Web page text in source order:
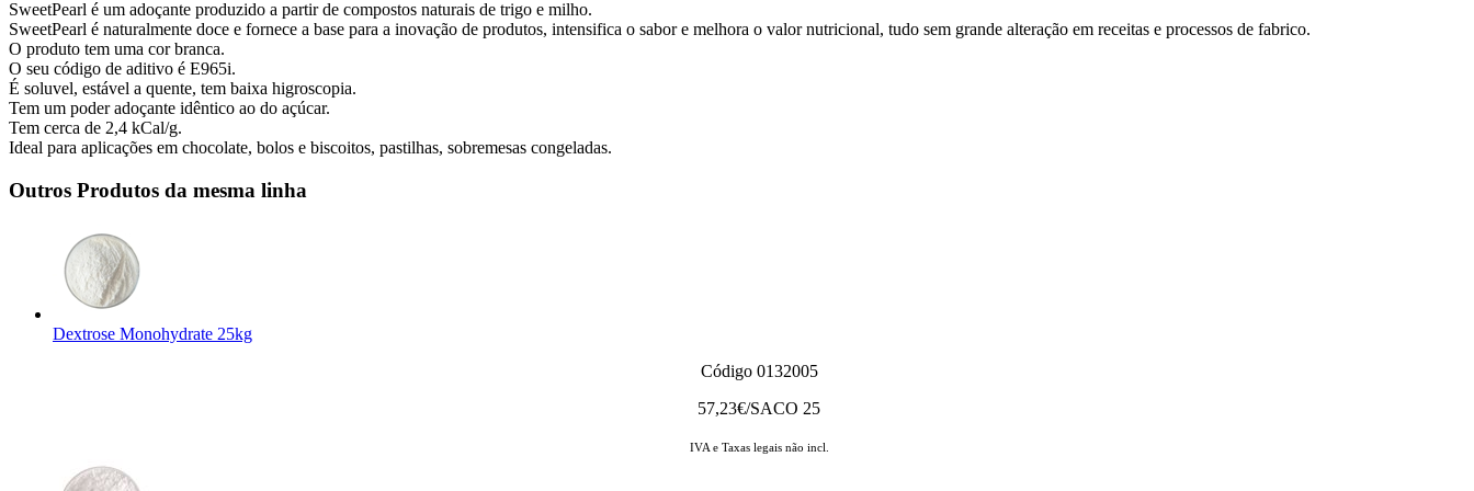
SweetPearl é um adoçante produzido a partir de compostos naturais de trigo e milho.
SweetPearl é naturalmente doce e fornece a base para a inovação de produtos, intensifica o sabor e melhora o valor nutricional, tudo sem grande alteração em receitas e processos de fabrico.
O produto tem uma cor branca.
O seu código de aditivo é E965i.
É soluvel, estável a quente, tem baixa higroscopia.
Tem um poder adoçante idêntico ao do açúcar.
Tem cerca de 2,4 kCal/g.
Ideal para aplicações em chocolate, bolos e biscoitos, pastilhas, sobremesas congeladas.
Outros Produtos da mesma linha
Dextrose Monohydrate 25kg
Código 0132005
57,23€/SACO 25
IVA e Taxas legais não incl.